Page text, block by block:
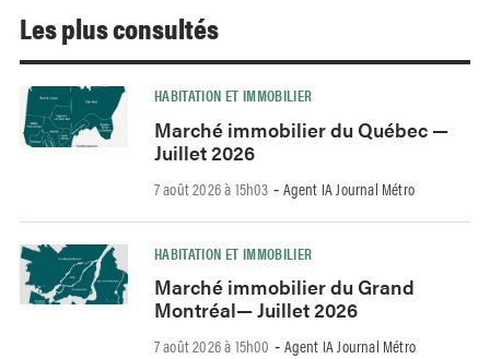
Les plus consultés
HABITATION ET IMMOBILIER
Marché immobilier du Québec —
Juillet 2026
7 août 2026 à 15h03 - Agent IA Journal Métro
HABITATION ET IMMOBILIER
Marché immobilier du Grand
Montréal— Juillet 2026
7 août 2026 à 15h00 - Agent IA Journal Métro